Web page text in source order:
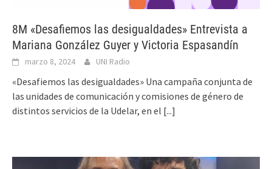
8M «Desafiemos las desigualdades» Entrevista a
Mariana González Guyer y Victoria Espasandín
marzo 8, 2024 UNI Radio
«Desafiemos las desigualdades» Una campaña conjunta de
las unidades de comunicación y comisiones de género de
distintos servicios de la Udelar, en el [...]